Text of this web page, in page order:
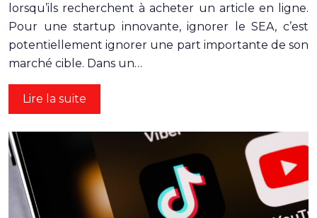
lorsqu’ils recherchent à acheter un article en ligne.
Pour une startup innovante, ignorer le SEA, c’est
potentiellement ignorer une part importante de son
marché cible. Dans un…
Lire la suite